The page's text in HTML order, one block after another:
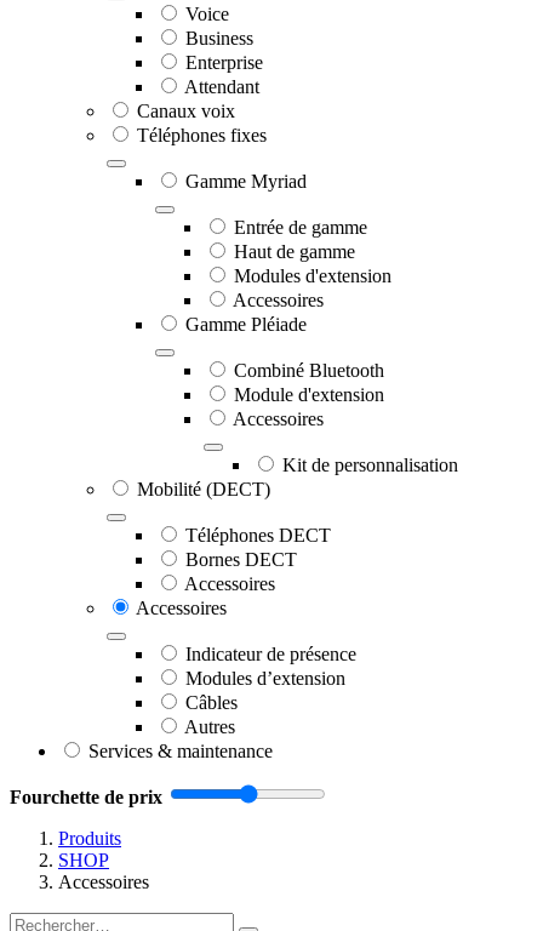
Voice
Business
Enterprise
Attendant
Canaux voix
Téléphones fixes
Gamme Myriad
Entrée de gamme
Haut de gamme
Modules d'extension
Accessoires
Gamme Pléiade
Combiné Bluetooth
Module d'extension
Accessoires
Kit de personnalisation
Mobilité (DECT)
Téléphones DECT
Bornes DECT
Accessoires
Accessoires
Indicateur de présence
Modules d’extension
Câbles
Autres
Services & maintenance
Fourchette de prix
Produits
SHOP
Accessoires